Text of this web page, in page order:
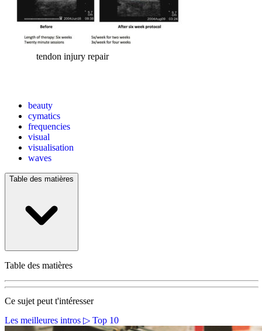
tendon injury repair
beauty
cymatics
frequencies
visual
visualisation
waves
Table des matières
Table des matières
Ce sujet peut t'intéresser
Les meilleures intros ▷ Top 10